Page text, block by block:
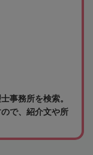
事務所を検索。
で、紹介文や所